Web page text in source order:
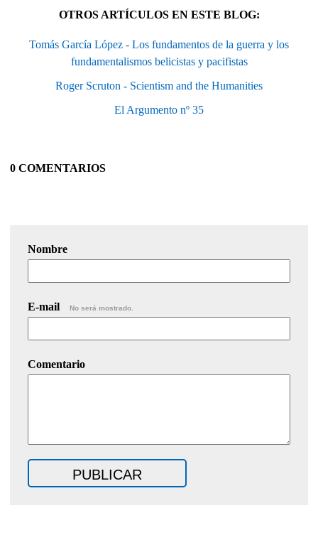
OTROS ARTÍCULOS EN ESTE BLOG:
Tomás García López - Los fundamentos de la guerra y los
fundamentalismos belicistas y pacifistas
Roger Scruton - Scientism and the Humanities
El Argumento nº 35
0 COMENTARIOS
Nombre
E-mail No será mostrado.
Comentario